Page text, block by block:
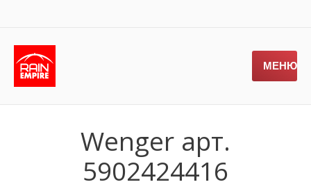
МЕНЮ
Wenger арт.
5902424416